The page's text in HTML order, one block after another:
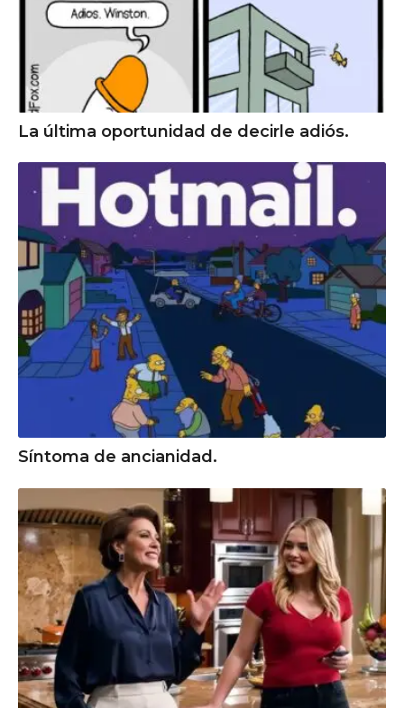
La última oportunidad de decirle adiós.
Síntoma de ancianidad.